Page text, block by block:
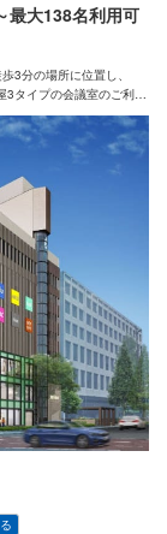
最大138名利用可
3分の場所に位置し、
タイプの会議室のご利用
できます。 （大会議室の
い） また、設備も充実◎